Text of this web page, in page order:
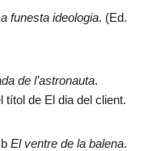
funesta ideologia. (Ed.
de l’astronauta.
títol de El dia del client.
El ventre de la balena.